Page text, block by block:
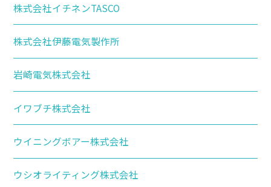
株式会社イチネンTASCO
株式会社伊藤電気製作所
岩崎電気株式会社
イワブチ株式会社
ウイニングボアー株式会社
ウシオライティング株式会社